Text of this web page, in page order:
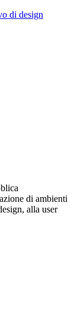
di design
di ambienti
alla user